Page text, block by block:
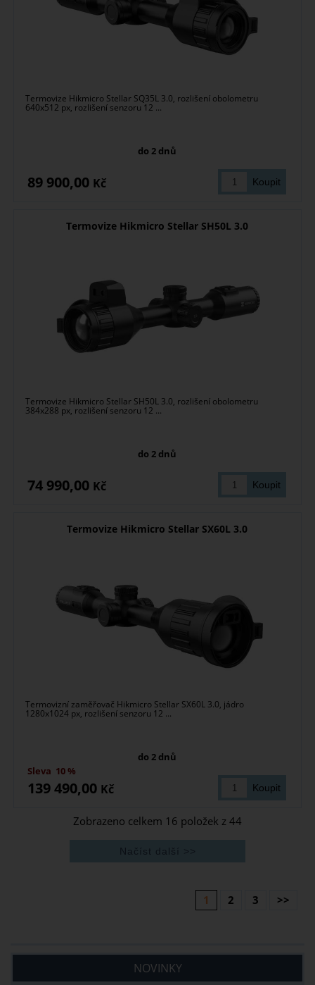
Termovize Hikmicro Stellar SQ35L 3.0, rozlišení obolometru
640x512 px, rozlišení senzoru 12 ...
do 2 dnů
89 900,00 Kč
Termovize Hikmicro Stellar SH50L 3.0
Termovize Hikmicro Stellar SH50L 3.0, rozlišení obolometru
384x288 px, rozlišení senzoru 12 ...
do 2 dnů
74 990,00 Kč
Termovize Hikmicro Stellar SX60L 3.0
Termovizní zaměřovač Hikmicro Stellar SX60L 3.0, jádro
1280x1024 px, rozlišení senzoru 12 ...
do 2 dnů
139 490,00 Kč
Sleva 10 %
Zobrazeno celkem 16 položek z 44
1 2 3 >>
NOVINKY